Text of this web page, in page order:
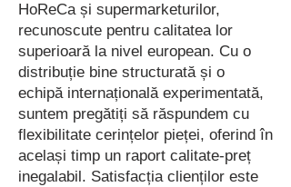
HoReCa și supermarketurilor,
recunoscute pentru calitatea lor
superioară la nivel european. Cu o
distribuție bine structurată și o
echipă internațională experimentată,
suntem pregătiți să răspundem cu
flexibilitate cerințelor pieței, oferind în
același timp un raport calitate-preț
inegalabil. Satisfacția clienților este